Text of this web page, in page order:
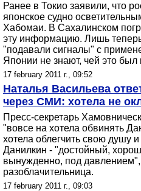
Ранее в Токио заявили, что
японское судно
Хабомаи. В Сахалинском
эту информацию. Лишь
"подавали сигналы" с
Японии не знают, чей это был
17 february 2011 г., 09:52
Наталья Васильева
через СМИ: хотела не
Пресс-секретарь
"вовсе на хотела обвинять
хотела облегчить свою душу
Данилкин - "достойный,
вынужденно, под
разоблачительница.
17 february 2011 г., 09:03